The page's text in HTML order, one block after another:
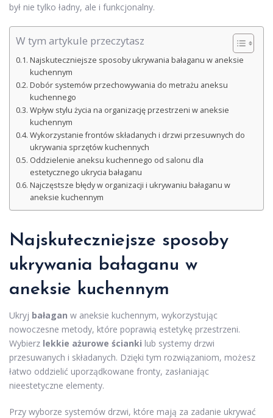
był nie tylko ładny, ale i funkcjonalny.
W tym artykule przeczytasz
Najskuteczniejsze sposoby ukrywania bałaganu w aneksie
kuchennym
Dobór systemów przechowywania do metrażu aneksu
kuchennego
Wpływ stylu życia na organizację przestrzeni w aneksie
kuchennym
Wykorzystanie frontów składanych i drzwi przesuwnych do
ukrywania sprzętów kuchennych
Oddzielenie aneksu kuchennego od salonu dla
estetycznego ukrycia bałaganu
Najczęstsze błędy w organizacji i ukrywaniu bałaganu w
aneksie kuchennym
Najskuteczniejsze sposoby
ukrywania bałaganu w
aneksie kuchennym
Ukryj bałagan w aneksie kuchennym, wykorzystując
nowoczesne metody, które poprawią estetykę przestrzeni.
Wybierz lekkie ażurowe ścianki lub systemy drzwi
przesuwanych i składanych. Dzięki tym rozwiązaniom, możesz
łatwo oddzielić uporządkowane fronty, zasłaniając
nieestetyczne elementy.
Przy wyborze systemów drzwi, które mają za zadanie ukrywać